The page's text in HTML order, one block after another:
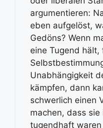
argumentieren:
eben aufgelöst,
Gedöns? Wenn
eine Tugend hält,
Unabhängigkeit
kämpfen, dann
schwerlich einen
machen, dass sie
tugendhaft